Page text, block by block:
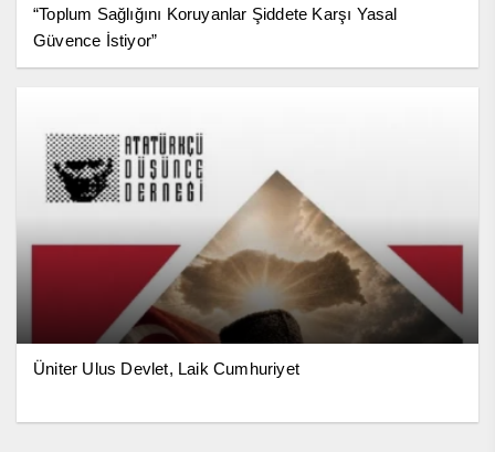
“Toplum Sağlığını Koruyanlar Şiddete Karşı Yasal
Güvence İstiyor”
Üniter Ulus Devlet, Laik Cumhuriyet